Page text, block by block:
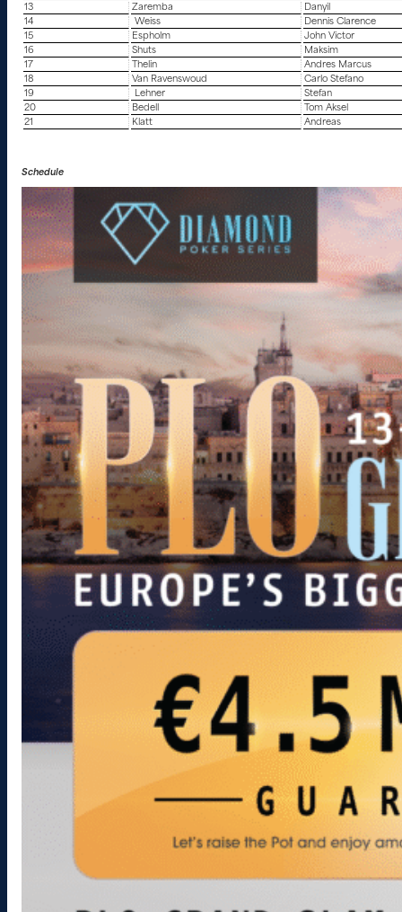
13
Zaremba
Danyil
14
Weiss
Dennis Clarence
15
Espholm
John Victor
16
Shuts
Maksim
17
Thelin
Andres Marcus
18
Van Ravenswoud
Carlo Stefano
19
Lehner
Stefan
20
Bedell
Tom Aksel
21
Klatt Andreas
Schedule